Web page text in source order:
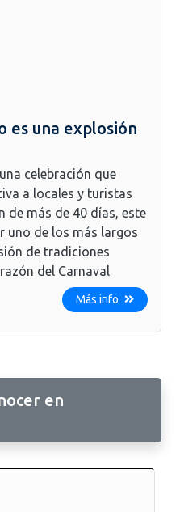
es una explosión
celebración que
a locales y turistas
de más de 40 días, este
uno de los más largos
de tradiciones
del Carnaval
Más info
en